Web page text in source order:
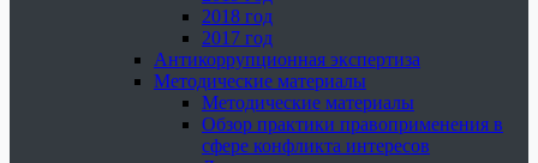
2018 год
2017 год
Антикоррупционная экспертиза
Методические материалы
Методические материалы
Обзор практики правоприменения в
сфере конфликта интересов